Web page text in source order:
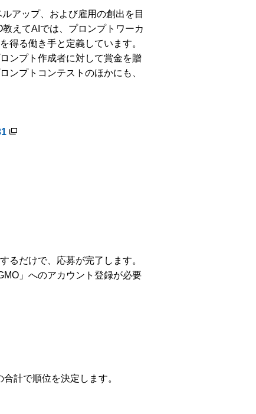
アップ、および雇用の創出を目
えてAIでは、プロンプトワーカ
得る働き手と定義しています。
ンプト作成者に対して賞金を贈
ンプトコンテストのほかにも、
るだけで、応募が完了します。
」へのアカウント登録が必要
計で順位を決定します。